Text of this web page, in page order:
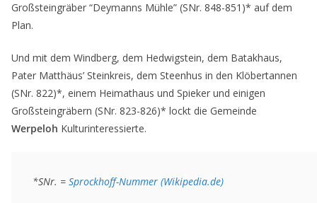
Großsteingräber “Deymanns Mühle” (SNr. 848-851)* auf dem
Plan.
Und mit dem Windberg, dem Hedwigstein, dem Batakhaus,
Pater Matthäus’ Steinkreis, dem Steenhus in den Klöbertannen
(SNr. 822)*, einem Heimathaus und Spieker und einigen
Großsteingräbern (SNr. 823-826)* lockt die Gemeinde
Werpeloh Kulturinteressierte.
*SNr. = Sprockhoff-Nummer (Wikipedia.de)